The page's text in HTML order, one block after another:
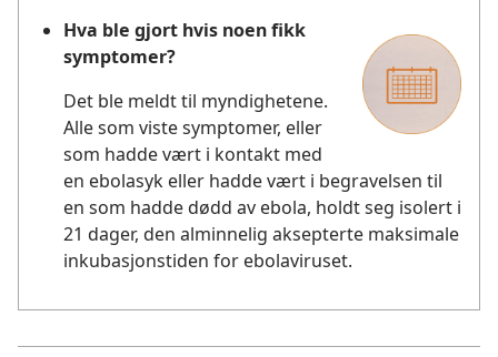
Hva ble gjort hvis noen fikk
symptomer?
Det ble meldt til myndighetene.
Alle som viste symptomer, eller
som hadde vært i kontakt med
en ebolasyk eller hadde vært i begravelsen til
en som hadde dødd av ebola, holdt seg isolert i
21 dager, den alminnelig aksepterte maksimale
inkubasjonstiden for ebolaviruset.